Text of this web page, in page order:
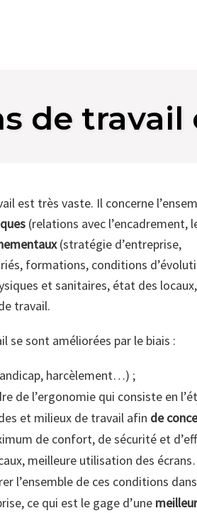
de
est très vaste. Il concerne
(relations avec l’encadrement,
(stratégie d’entreprise,
formations, conditions
et sanitaires, état des locaux,
travail.
se sont améliorées par le biais :
harcèlement…) ;
de l’ergonomie qui consiste en
et milieux de travail afin de
de confort, de sécurité et
meilleure utilisation des
l’ensemble de ces conditions
ce qui est le gage d’une